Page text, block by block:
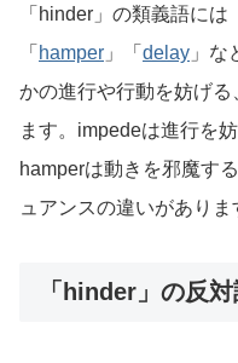
「hinder」の類義語には
「 hamper 」「 delay 」
かの進行や行動を妨げ
ます。impedeは進行を
hamperは動きを邪魔す
ュアンスの違いがありま
「hinder」の反